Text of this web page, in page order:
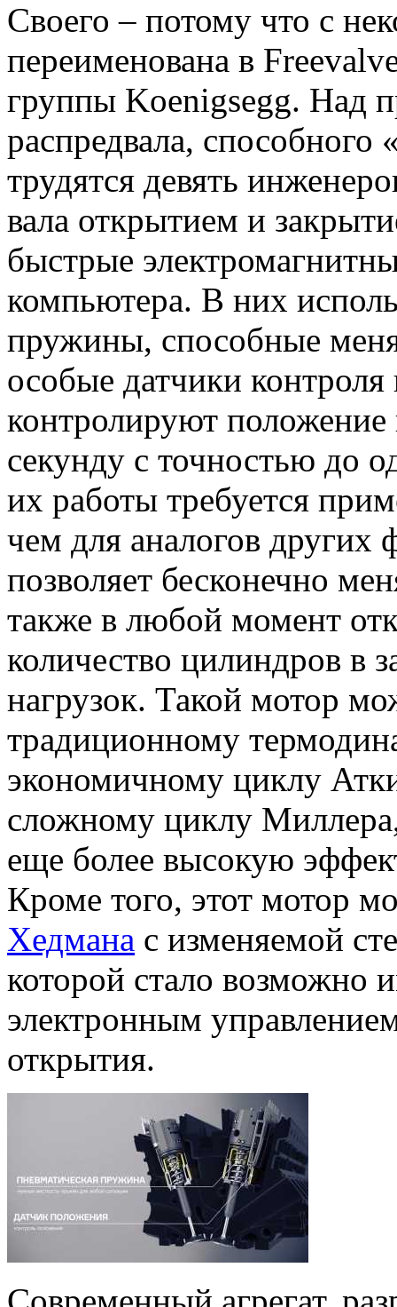
Своего – потому что с
переименована в
группы Koenigsegg. Над
распредвала,
трудятся девять
вала открытием и
быстрые
компьютера. В них
пружины, способные
особые датчики
контролируют положение
секунду с точностью до
их работы требуется
чем для аналогов
позволяет бесконечно
также в любой момент
количество цилиндров в
нагрузок. Такой мотор
традиционному
экономичному циклу
сложному циклу
еще более высокую
Кроме того, этот мотор
Хедмана с изменяемой
которой стало возможно
электронным
открытия.